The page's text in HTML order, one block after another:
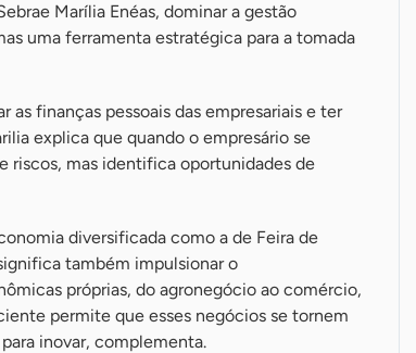
Marília Enéas, dominar a gestão
uma ferramenta estratégica para a tomada
as finanças pessoais das empresariais e ter
explica que quando o empresário se
riscos, mas identifica oportunidades de
diversificada como a de Feira de
também impulsionar o
próprias, do agronegócio ao comércio,
permite que esses negócios se tornem
inovar, complementa.